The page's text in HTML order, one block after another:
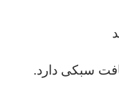
سبکی دارد.